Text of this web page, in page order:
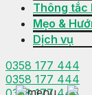
Thông tắc
Mẹo &
Dịch vụ
0358 177 444
0358 177 444